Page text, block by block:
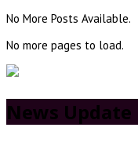
No More Posts Available.
No more pages to load.
News Update